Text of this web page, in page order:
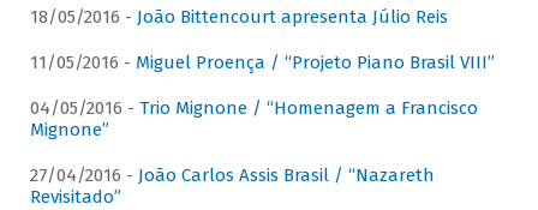
18/05/2016 - João Bittencourt apresenta Júlio Reis
11/05/2016 - Miguel Proença / “Projeto Piano Brasil VIII”
04/05/2016 - Trio Mignone / “Homenagem a Francisco
Mignone”
27/04/2016 - João Carlos Assis Brasil / “Nazareth
Revisitado”